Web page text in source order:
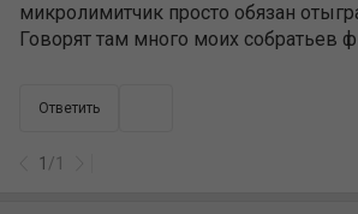
микролимитчик просто обязан
Говорят там много моих собратьев
Ответить
1 /1